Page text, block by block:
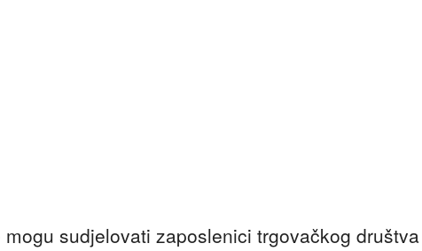
sudjelovati zaposlenici trgovačkog društva